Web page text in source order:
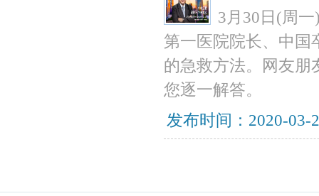
3月30日(周
第一医院院长、中国
的急救方法。网友朋
您逐一解答。
发布时间：2020-